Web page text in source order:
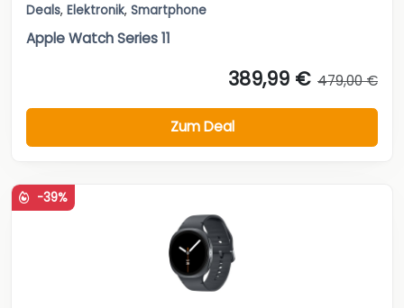
Deals, Elektronik, Smartphone
Apple Watch Series 11
389,99 € 479,00 €
Zum Deal
-39%